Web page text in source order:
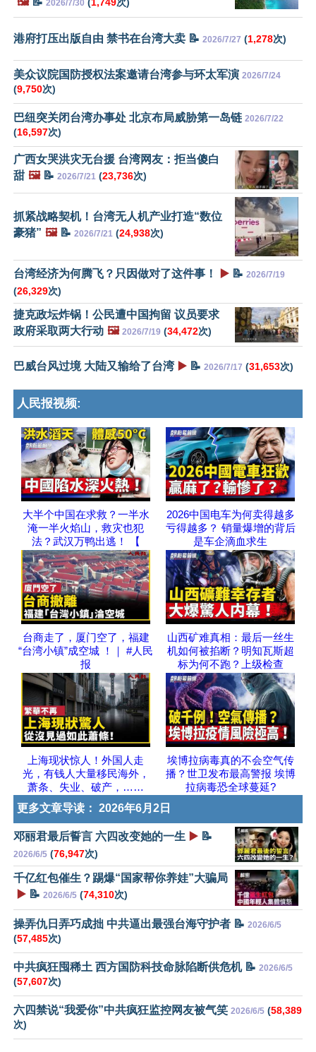
2026/7/30
港府打压出版自由 禁书在台湾大卖 📝 2026/7/27 (1,278次)
美众议院国防授权法案邀请台湾参与环太军演 2026/7/24
(9,750次)
巴纽突关闭台湾办事处 北京布局威胁第一岛链 2026/7/22
(16,597次)
广西女哭洪灾无台援 台湾网友：拒当傻白
甜 🖼️📝 2026/7/21 (23,736次)
抓紧战略契机！台湾无人机产业打造“数位
豪猪” 🖼️📝 2026/7/21 (24,938次)
台湾经济为何腾飞？只因做对了这件事！ ▶️ 📝 2026/7/19
(26,329次)
捷克政坛炸锅！公民遭中国拘留 议员要求
政府采取两大行动 🖼️ 2026/7/19 (34,472次)
巴威台风过境 大陆又输给了台湾 ▶️ 📝 2026/7/17 (31,653次)
人民报视频:
大半个中国在求救？一半水
淹一半火焰山，救灾也犯
法？武汉万鸭出逃！ 【
2026中国电车为何卖得越多
亏得越多？ 销量爆增的背后
是车企滴血求生
台商走了，厦门空了，福建
“台湾小镇”成空城 ！｜ #人民
报
山西矿难真相：最后一丝生
机如何被掐断？明知瓦斯超
标为何不跑？上级检查
上海现状惊人！外国人走
光，有钱人大量移民海外，
萧条、失业、破产，……
埃博拉病毒真的不会空气传
播？世卫发布最高警报 埃博
拉病毒恐全球蔓延?
更多文章导读： 2026年6月2日
邓丽君最后誓言 六四改变她的一生 ▶️ 📝
2026/6/5 (76,947次)
千亿红包催生？踢爆“国家帮你养娃”大骗局
▶️ 📝 2026/6/5 (74,310次)
操弄仇日弄巧成拙 中共逼出最强台海守护者 📝 2026/6/5
(57,485次)
中共疯狂囤稀土 西方国防科技命脉陷断供危机 📝 2026/6/5
(57,607次)
六四禁说“我爱你”中共疯狂监控网友被气笑 2026/6/5 (58,389
次)